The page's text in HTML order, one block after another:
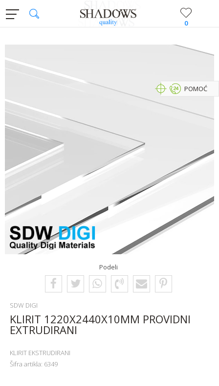
0
Podeli
SDW DIGI
KLIRIT 1220X2440X10MM PROVIDNI
EXTRUDIRANI
KLIRIT EKSTRUDIRANI
Šifra artikla: 6349
POMOĆ